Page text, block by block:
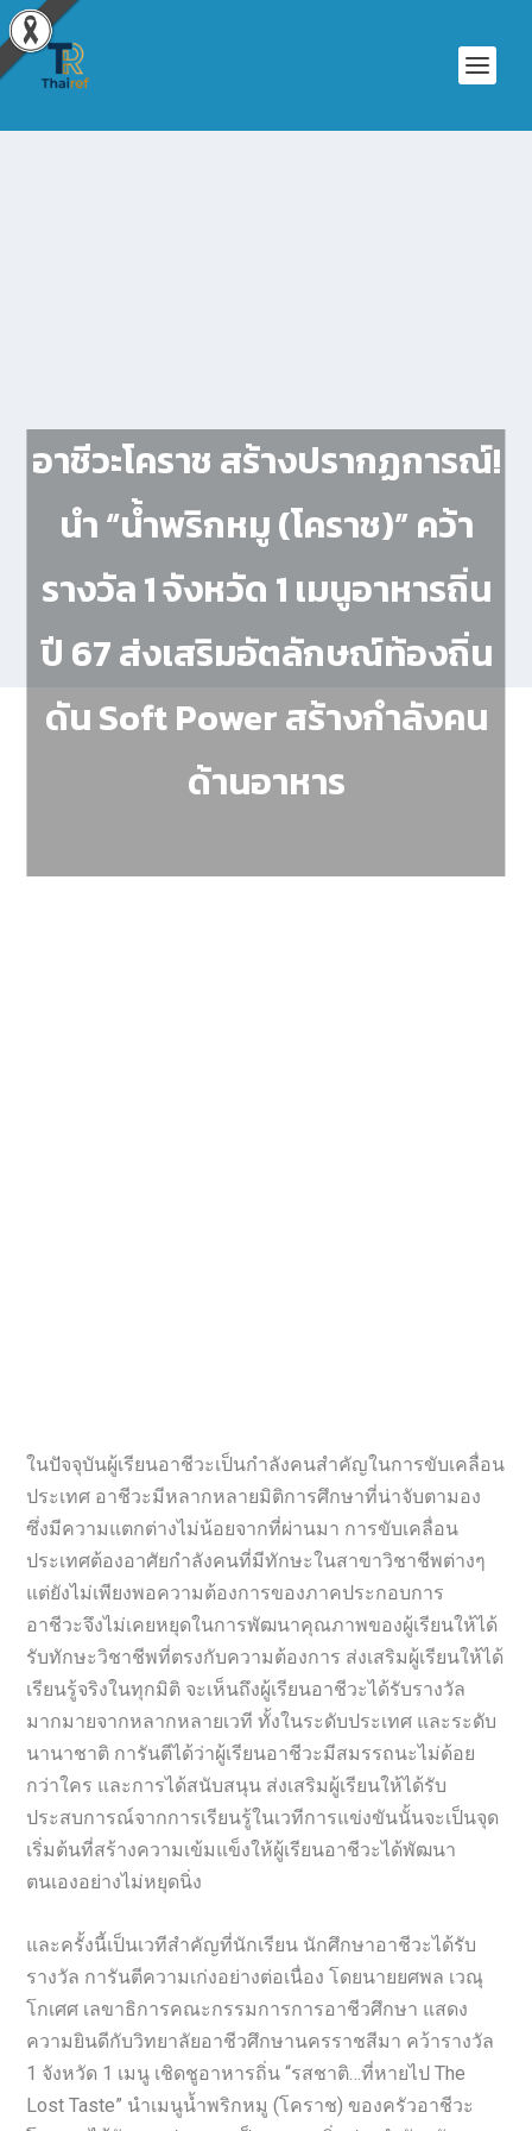
อาชีวะโคราช สร้างปรากฏการณ์!
นำ “น้ำพริกหมู (โคราช)” คว้า
รางวัล 1 จังหวัด 1 เมนูอาหารถิ่น
ปี 67 ส่งเสริมอัตลักษณ์ท้องถิ่น
ดัน Soft Power สร้างกำลังคน
ด้านอาหาร
ในปัจจุบันผู้เรียนอาชีวะเป็นกำลังคนสำคัญในการขับเคลื่อน
ประเทศ อาชีวะมีหลากหลายมิติการศึกษาที่น่าจับตามอง
ซึ่งมีความแตกต่างไม่น้อยจากที่ผ่านมา การขับเคลื่อน
ประเทศต้องอาศัยกำลังคนที่มีทักษะในสาขาวิชาชีพต่างๆ
แต่ยังไม่เพียงพอความต้องการของภาคประกอบการ
อาชีวะจึงไม่เคยหยุดในการพัฒนาคุณภาพของผู้เรียนให้ได้
รับทักษะวิชาชีพที่ตรงกับความต้องการ ส่งเสริมผู้เรียนให้ได้
เรียนรู้จริงในทุกมิติ จะเห็นถึงผู้เรียนอาชีวะได้รับรางวัล
มากมายจากหลากหลายเวที ทั้งในระดับประเทศ และระดับ
นานาชาติ การันตีได้ว่าผู้เรียนอาชีวะมีสมรรถนะไม่ด้อย
กว่าใคร และการได้สนับสนุน ส่งเสริมผู้เรียนให้ได้รับ
ประสบการณ์จากการเรียนรู้ในเวทีการแข่งขันนั้นจะเป็นจุด
เริ่มต้นที่สร้างความเข้มแข็งให้ผู้เรียนอาชีวะได้พัฒนา
ตนเองอย่างไม่หยุดนิ่ง
และครั้งนี้เป็นเวทีสำคัญที่นักเรียน นักศึกษาอาชีวะได้รับ
รางวัล การันตีความเก่งอย่างต่อเนื่อง โดยนายยศพล เวณุ
โกเศศ เลขาธิการคณะกรรมการการอาชีวศึกษา แสดง
ความยินดีกับวิทยาลัยอาชีวศึกษานครราชสีมา คว้ารางวัล
1 จังหวัด 1 เมนู เชิดชูอาหารถิ่น “รสชาติ…ที่หายไป The
Lost Taste” นำเมนูน้ำพริกหมู (โคราช) ของครัวอาชีวะ